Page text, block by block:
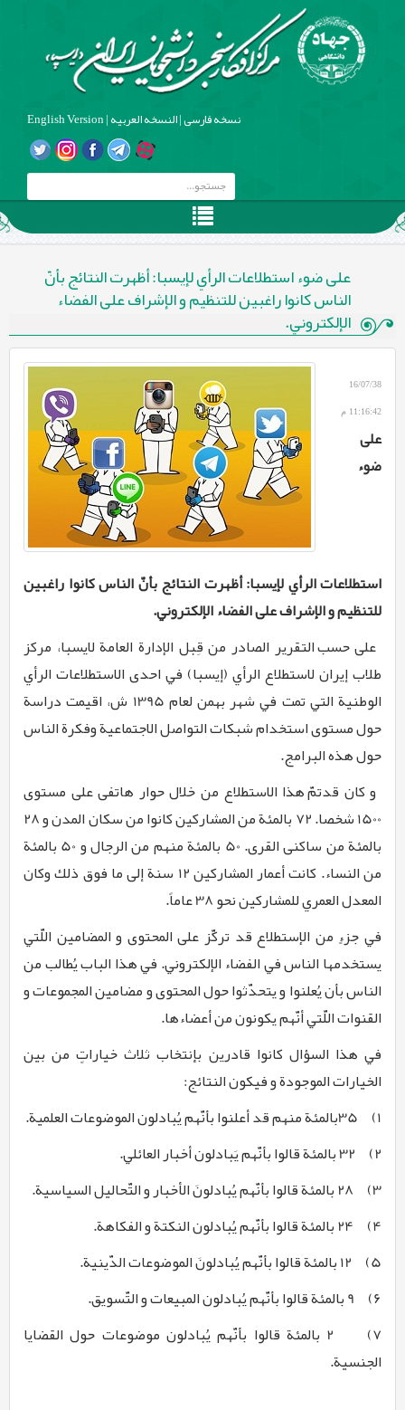
نسخه فارسی|النسخه العربیه|
English Version
علی ضوء استطلاعات الرأي لإیسبا: أظهرت النتائج بأنّ
الناس کانوا راغبین للتنظیم و الإشراف علی الفضاء
الإلکتروني.
16/07/38
11:16:42 م
علی
ضوء
استطلاعات الرأي لإیسبا: أظهرت النتائج بأنّ الناس کانوا راغبین
للتنظیم و الإشراف علی الفضاء الإلکتروني.
علیحسب التقرير الصادر من قِبل الإدارة العامة لايسبا، مركز
طلاب إيران لاستطلاع الرأي (إيسبا) في احدى الاستطلاعات الرأي
الوطنية التي تمت في شهر بهمن لعام 1395 ش، اقيمت دراسة
حول مستوى استخدام شبكات التواصل الاجتماعية وفكرة الناس
حول هذه البرامج.
و کان قدتمّ هذا الاستطلاع من خلال حوار هاتفی علی مستوی
1500 شخصا. 72 بالمئة من المشاركین كانوا من سكان المدن و 28
بالمئة من ساکنی القری. 50 بالمئة منهم من الرجال و 50 بالمئة
من النساء. كانت أعمار المشاركین 12 سنة إلی ما فوق ذلك وكان
المعدل العمري للمشاركین نحو 38 عاماً.
في جزءٍ من الإستطلاع قد ترکّز علی المحتوی و المضامین اللّتي
یستخدمها الناس في الفضاء الإلکتروني. في هذا الباب یُطالب من
الناس بأن یُعلنوا و یتحدّثوا حول المحتوی و مضامین المجموعات و
القنوات اللّتي أنّهم یکونون من أعضاءها.
في هذا السؤال کانوا قادرین بإنتخاب ثلاث خیاراتٍ من بین
الخیارات الموجودة و فیکون النتائج:
1)
35بالمئة منهم قد أعلنوا بأنّهم یُبادلون الموضوعات العلمیة.
2)
32 بالمئة قالوا بأنّهم یَبادلون أخبار العائلي.
3)
28بالمئة قالوا بأنّهم یُبادلونَ الأخبار و التّحالیل السیاسیة.
4)
24 بالمئة قالوا بأنّهم یُبادلون النکتة و الفکاهة.
5)
12 بالمئة قالوا بأنّهم یُبادلونَ الموضوعات الدّینیة.
6)
9 بالمئة قالوا بأنّهم یُبادلون المبیعات و التّسویق.
7)
2 بالمئة قالوا بأنّهم یُبادلون موضوعات حول القضایا
الجنسیة.